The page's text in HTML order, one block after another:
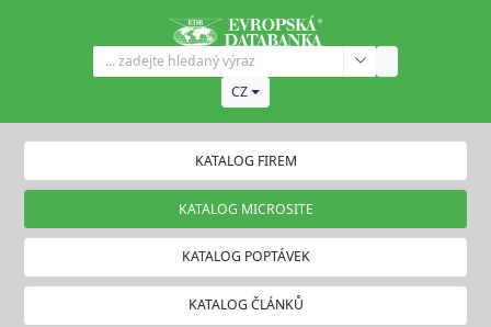
CZ
KATALOG FIREM
KATALOG MICROSITE
KATALOG POPTÁVEK
KATALOG ČLÁNKŮ